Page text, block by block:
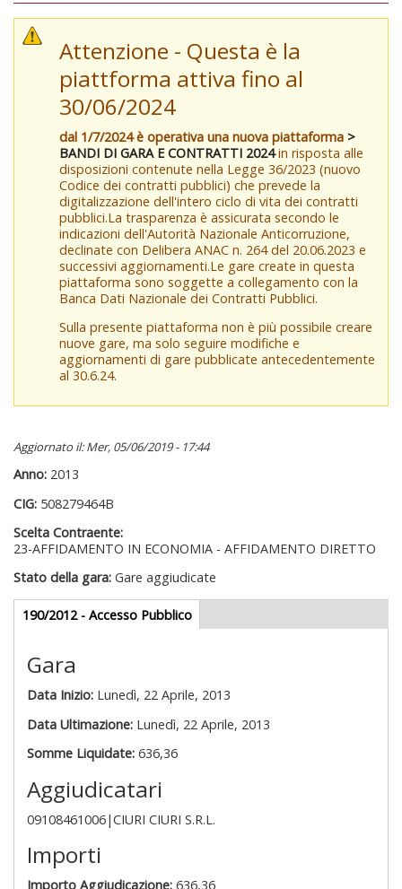
Attenzione - Questa è la
piattforma attiva fino al
30/06/2024
dal 1/7/2024 è operativa una nuova piattaforma >
BANDI DI GARA E CONTRATTI 2024in risposta alle
disposizioni contenute nella Legge 36/2023 (nuovo
Codice dei contratti pubblici) che prevede la
digitalizzazione dell'intero ciclo di vita dei contratti
pubblici.La trasparenza è assicurata secondo le
indicazioni dell'Autorità Nazionale Anticorruzione,
declinate con Delibera ANAC n. 264 del 20.06.2023 e
successivi aggiornamenti.Le gare create in questa
piattaforma sono soggette a collegamento con la
Banca Dati Nazionale dei Contratti Pubblici.
Sulla presente piattaforma non è più possibile creare
nuove gare, ma solo seguire modifiche e
aggiornamenti di gare pubblicate antecedentemente
al 30.6.24.
Aggiornato il: Mer, 05/06/2019 - 17:44
Anno: 2013
CIG: 508279464B
Scelta Contraente:
23-AFFIDAMENTO IN ECONOMIA - AFFIDAMENTO DIRETTO
Stato della gara: Gare aggiudicate
Gare appalti
190/2012 - Accesso Pubblico(scheda
attiva)
Gara
Data Inizio: Lunedì, 22 Aprile, 2013
Data Ultimazione: Lunedì, 22 Aprile, 2013
Somme Liquidate:636,36
Aggiudicatari
09108461006|CIURI CIURI S.R.L.
Importi
Importo Aggiudicazione:636,36